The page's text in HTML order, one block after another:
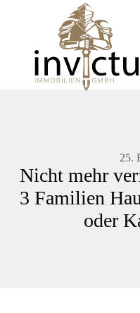
25.
Nicht mehr
3 Familien
oder